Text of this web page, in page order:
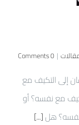
|
0 Comments
إلى التكيف مع
مع نفسه؟ أو
نفسه؟ هل[...]